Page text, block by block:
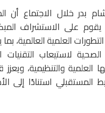
بدر خلال الاجتماع أن
يقوم على الاستشراف
العلمية العالمية،
لاستيعاب التقنيات
العلمية والتنظيمية،
المستقبلي استنادًا إلى